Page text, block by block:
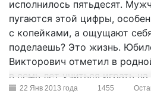
исполнилось пятьдесят.
пугаются этой цифры,
с копейками, а ощущают
поделаешь? Это жизнь.
Викторович отметил в
в семь лет учиться играть
окончив Новокузнецкое
22 Янв 2013 года 1455